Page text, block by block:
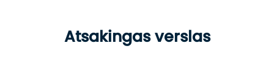
Atsakingas verslas